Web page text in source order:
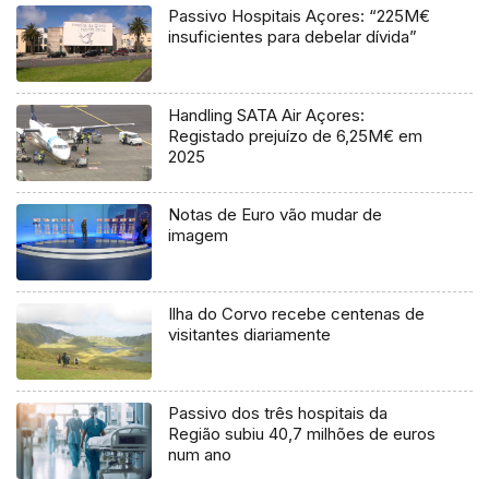
Passivo Hospitais Açores: “225M€
insuficientes para debelar dívida”
Handling SATA Air Açores:
Registado prejuízo de 6,25M€ em
2025
Notas de Euro vão mudar de
imagem
Ilha do Corvo recebe centenas de
visitantes diariamente
Passivo dos três hospitais da
Região subiu 40,7 milhões de euros
num ano